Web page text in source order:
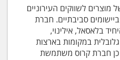
מוצרים לשווקים העירוניים
סביבתיים. חברת
בלאסאל, אילינוי,
במקומות בארצות
כן חברת קרוס משתמשת